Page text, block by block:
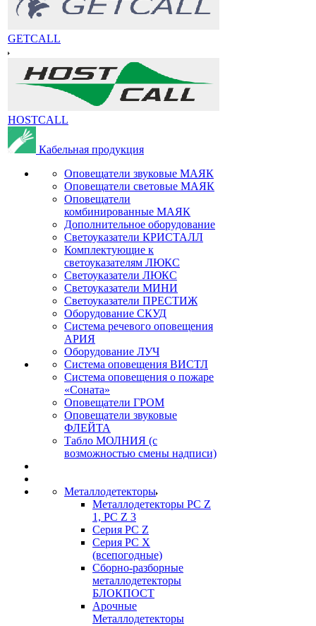
GETCALL
HOSTCALL
Кабельная продукция
Оповещатели звуковые МАЯК
Оповещатели световые МАЯК
Оповещатели
комбинированные МАЯК
Дополнительное оборудование
Светоуказатели КРИСТАЛЛ
Комплектующие к
светоуказателям ЛЮКС
Светоуказатели ЛЮКС
Светоуказатели МИНИ
Светоуказатели ПРЕСТИЖ
Оборудование СКУД
Система речевого оповещения
АРИЯ
Оборудование ЛУЧ
Система оповещения ВИСТЛ
Система оповещения о пожаре
«Соната»
Оповещатели ГРОМ
Оповещатели звуковые
ФЛЕЙТА
Табло МОЛНИЯ (с
возможностью смены надписи)
Металлодетекторы
Металлодетекторы РС Z
1, PC Z 3
Серия РС Z
Серия РС X
(всепогодные)
Сборно-разборные
металлодетекторы
БЛОКПОСТ
Арочные
Металлодетекторы